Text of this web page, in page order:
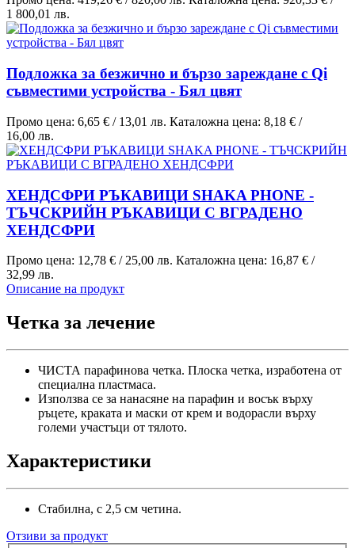
1 800,01 лв.
Подложка за безжично и бързо зареждане с Qi
съвместими устройства - Бял цвят
Промо цена: 6,65 € / 13,01 лв. Каталожна цена: 8,18 € /
16,00 лв.
ХЕНДСФРИ РЪКАВИЦИ SHAKA PHONE -
ТЪЧСКРИЙН РЪКАВИЦИ С ВГРАДЕНО
ХЕНДСФРИ
Промо цена: 12,78 € / 25,00 лв. Каталожна цена: 16,87 € /
32,99 лв.
Описание на продукт
Четка за лечение
ЧИСТА парафинова четка. Плоска четка, изработена от
специална пластмаса.
Използва се за нанасяне на парафин и восък върху
ръцете, краката и маски от крем и водорасли върху
големи участъци от тялото.
Характеристики
Стабилна, с 2,5 см четина.
Отзиви за продукт